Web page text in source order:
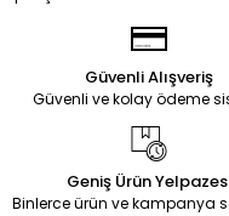
Güvenli Alışveriş
Güvenli ve kolay ödeme
Geniş Ürün
Binlerce ürün ve kampanya